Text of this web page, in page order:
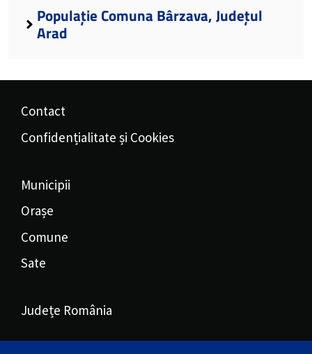
Populație Comuna Bârzava, Județul
Arad
Contact
Confidențialitate și Cookies
Municipii
Orașe
Comune
Sate
Județe România